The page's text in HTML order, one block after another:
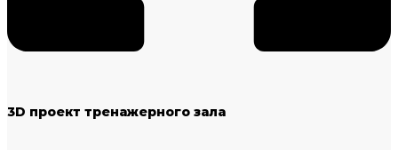
3D проект тренажерного зала